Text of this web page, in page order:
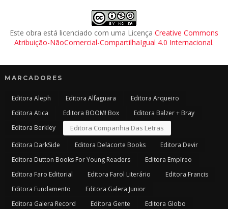
Este obra está licenciado com uma Licença Creative Commons
Atribuição-NãoComercial-CompartilhaIgual 4.0 Internacional.
MARCADORES
Editora Aleph Editora Alfaguara
Editora Arqueiro
Editora Atica
Editora BOOM! Box
Editora Balzer + Bray
Editora Berkley
Editora Companhia Das Letras
Editora DarkSide Editora Delacorte Books
Editora Devir
Editora Dutton Books For Young Readers
Editora Empíreo
Editora Faro Editorial
Editora Farol Literário
Editora Francis
Editora Fundamento
Editora Galera Junior
Editora Galera Record
Editora Gente
Editora Globo